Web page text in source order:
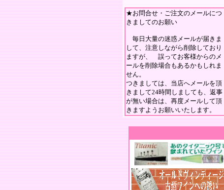
★お問合せ・ご注文のメールにつ
きましてのお願い
毎日大量の迷惑メールが届きま
して、注意しながら削除しており
ますが、 誤ってお客様からのメ
ールを削除場合もあるかもしれま
せん。
つきましては、当店へメールを頂
きまして24時間しましても、返事
が無い場合は、再度メールして頂
きますようお願いいたします。